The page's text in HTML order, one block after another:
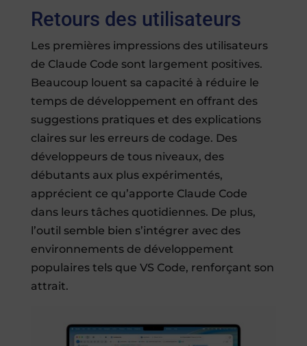
Retours des utilisateurs
Les premières impressions des utilisateurs
de Claude Code sont largement positives.
Beaucoup louent sa capacité à réduire le
temps de développement en offrant des
suggestions pratiques et des explications
claires sur les erreurs de codage. Des
développeurs de tous niveaux, des
débutants aux plus expérimentés,
apprécient ce qu’apporte Claude Code
dans leurs tâches quotidiennes. De plus,
l’outil semble bien s’intégrer avec des
environnements de développement
populaires tels que VS Code, renforçant son
attrait.